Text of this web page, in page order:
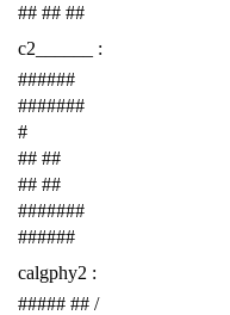
## ## ##
c2______ :
######
#######
#
## ##
## ##
#######
######
calgphy2 :
##### ## /